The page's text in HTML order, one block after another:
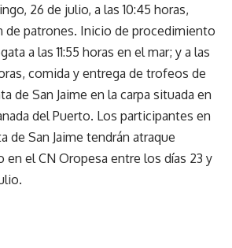
26 de julio, a las 10:45 horas,
de patrones. Inicio de procedimiento
a las 11:55 horas en el mar; y a las
comida y entrega de trofeos de
de San Jaime en la carpa situada en
del Puerto. Los participantes en
de San Jaime tendrán atraque
en el CN Oropesa entre los días 23 y